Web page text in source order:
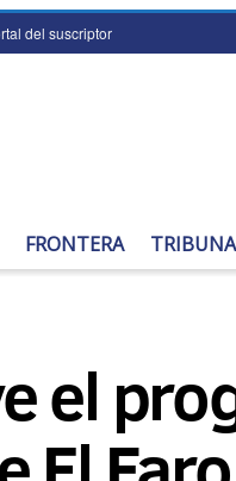
del suscriptor
FRONTERA
el